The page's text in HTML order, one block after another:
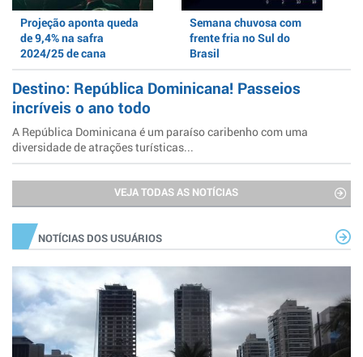
Projeção aponta queda
de 9,4% na safra
2024/25 de cana
Semana chuvosa com
frente fria no Sul do
Brasil
Destino: República Dominicana! Passeios
incríveis o ano todo
A República Dominicana é um paraíso caribenho com uma
diversidade de atrações turísticas...
VEJA TODAS AS NOTÍCIAS
NOTÍCIAS DOS USUÁRIOS